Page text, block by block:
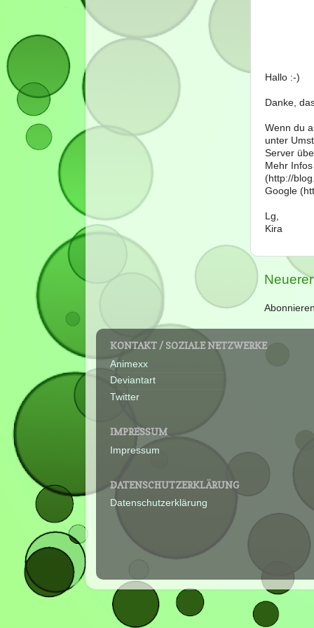
Hallo :-)
Danke,
Wenn du
unter
Server
Mehr
(http://
Google
Lg,
Kira
KONTAKT / SOZIALE NETZWERKE
Animexx
Deviantart
Twitter
IMPRESSUM
Impressum
DATENSCHUTZERKLÄRUNG
Datenschutzerklärung